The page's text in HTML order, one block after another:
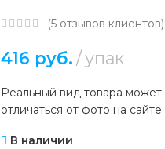
(5отзывов клиентов)
416 руб. упак
Реальный вид товара может
отличаться от фото на сайте
В наличии